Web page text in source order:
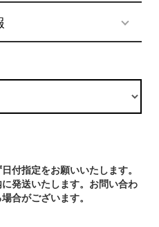
付指定をお願いいたします。
発送いたします。お問い合わ
合がございます。